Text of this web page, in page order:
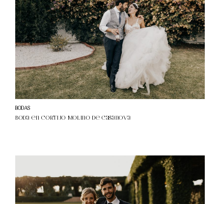
BODAS
Boda en Cortijo Molino de Casanova
SOBRE MI
¿HABLAMOS?